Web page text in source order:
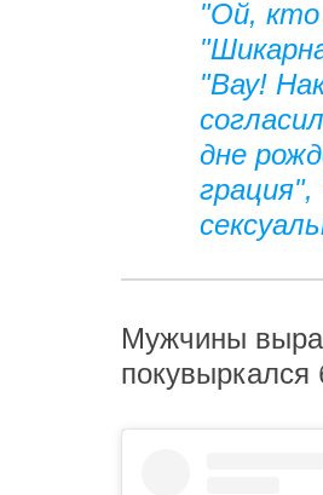
"Ой,
"Вау!
дне
грация",
Мужчины
покувыркался